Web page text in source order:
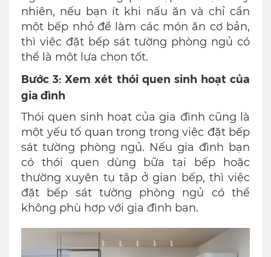
nhiên, nếu bạn ít khi nấu ăn và chỉ cần
một bếp nhỏ để làm các món ăn cơ bản,
thì việc đặt bếp sát tường phòng ngủ có
thể là một lựa chọn tốt.
Bước 3: Xem xét thói quen sinh hoạt của
gia đình
Thói quen sinh hoạt của gia đình cũng là
một yếu tố quan trọng trong việc đặt bếp
sát tường phòng ngủ. Nếu gia đình bạn
có thói quen dùng bữa tại bếp hoặc
thường xuyên tụ tập ở gian bếp, thì việc
đặt bếp sát tường phòng ngủ có thể
không phù hợp với gia đình bạn.